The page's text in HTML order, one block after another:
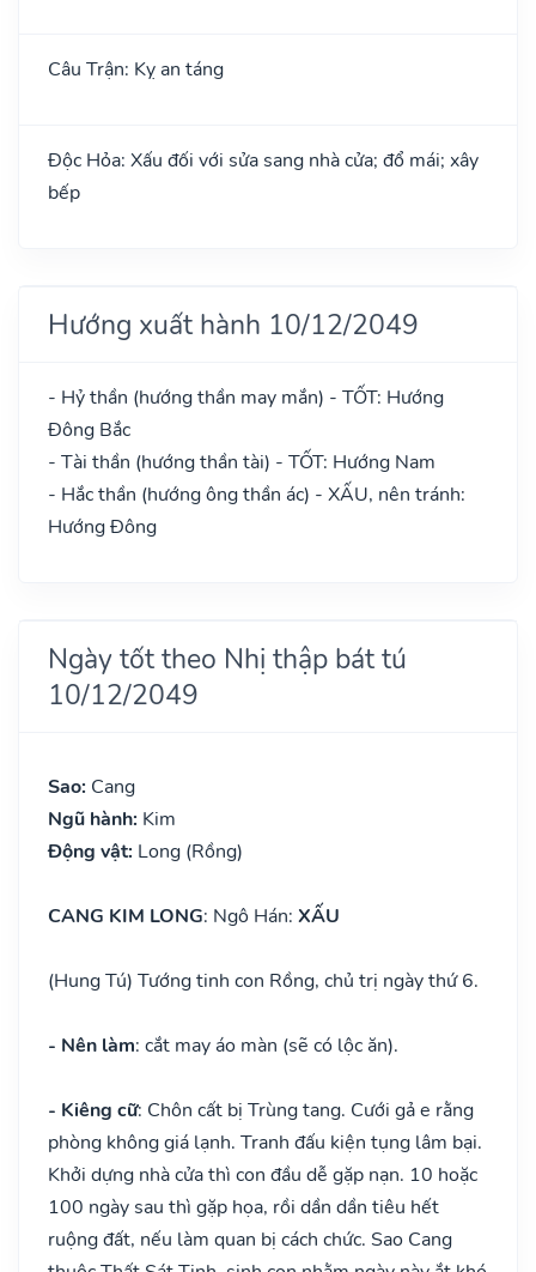
Câu Trận: Kỵ an táng
Độc Hỏa: Xấu đối với sửa sang nhà cửa; đổ mái; xây
bếp
Hướng xuất hành 10/12/2049
- Hỷ thần (hướng thần may mắn) - TỐT: Hướng
Đông Bắc
- Tài thần (hướng thần tài) - TỐT: Hướng Nam
- Hắc thần (hướng ông thần ác) - XẤU, nên tránh:
Hướng Đông
Ngày tốt theo Nhị thập bát tú
10/12/2049
Sao: Cang
Ngũ hành: Kim
Động vật: Long (Rồng)
CANG KIM LONG: Ngô Hán: XẤU
(Hung Tú) Tướng tinh con Rồng, chủ trị ngày thứ 6.
- Nên làm: cắt may áo màn (sẽ có lộc ăn).
- Kiêng cữ: Chôn cất bị Trùng tang. Cưới gả e rằng
phòng không giá lạnh. Tranh đấu kiện tụng lâm bại.
Khởi dựng nhà cửa thì con đầu dễ gặp nạn. 10 hoặc
100 ngày sau thì gặp họa, rồi dần dần tiêu hết
ruộng đất, nếu làm quan bị cách chức. Sao Cang